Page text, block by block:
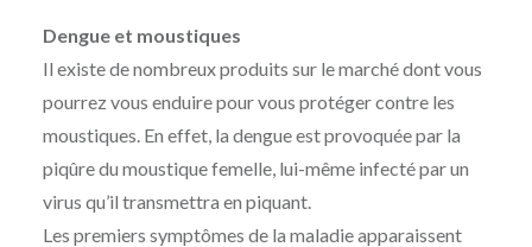
Dengue et moustiques
Il existe de nombreux produits sur le marché dont vous
pourrez vous enduire pour vous protéger contre les
moustiques. En effet, la dengue est provoquée par la
piqûre du moustique femelle, lui-même infecté par un
virus qu’il transmettra en piquant.
Les premiers symptômes de la maladie apparaissent